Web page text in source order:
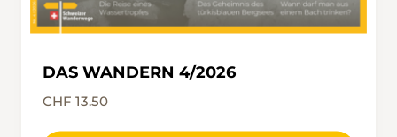
DAS WANDERN 4/2026
CHF 13.50